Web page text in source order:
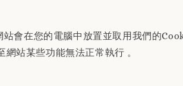
會在您的電腦中放置並取用我們的
站某些功能無法正常執行 。